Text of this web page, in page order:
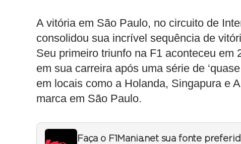
A vitória em São Paulo, no circuito de
consolidou sua incrível sequência de
Seu primeiro triunfo na F1 aconteceu
em sua carreira após uma série de
em locais como a Holanda, Singapura e
marca em São Paulo.
Faça o F1Mania.net sua fonte